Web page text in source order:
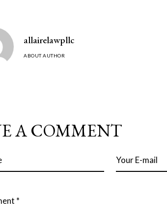
allairelawpllc
ABOUT AUTHOR
A COMMENT